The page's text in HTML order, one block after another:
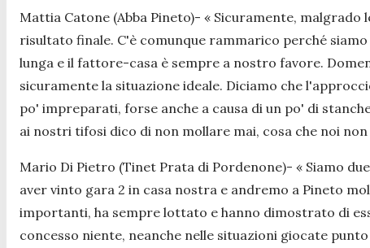
Mattia Catone (Abba Pineto)- « Sicuramente, malgrado
risultato finale. C'è comunque rammarico perché
lunga e il fattore-casa è sempre a nostro favore.
sicuramente la situazione ideale. Diciamo che
po' impreparati, forse anche a causa di un po' di
ai nostri tifosi dico di non mollare mai, cosa che noi
Mario Di Pietro (Tinet Prata di Pordenone)- « Siamo
aver vinto gara 2 in casa nostra e andremo a Pineto
importanti, ha sempre lottato e hanno dimostrato di
concesso niente, neanche nelle situazioni giocate